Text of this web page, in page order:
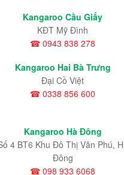
Kangaroo Cầu Giấy
KĐT Mỹ Đình
☎ 0943 838 278
Kangaroo Hai Bà Trưng
Đại Cồ Việt
☎ 0338 856 600
Kangaroo Hà Đông
4 BT6 Khu Đô Thị Văn Phú,
Đông
☎ 098 933 6068